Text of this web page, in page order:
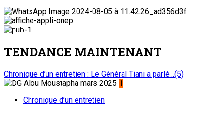
TENDANCE MAINTENANT
Chronique d’un entretien : Le Général Tiani a parlé…(5)
1
Chronique d’un entretien